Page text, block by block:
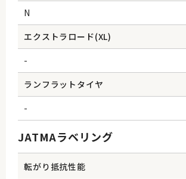
N
エクストラロード(XL)
-
ランフラットタイヤ
-
JATMAラベリング
転がり抵抗性能